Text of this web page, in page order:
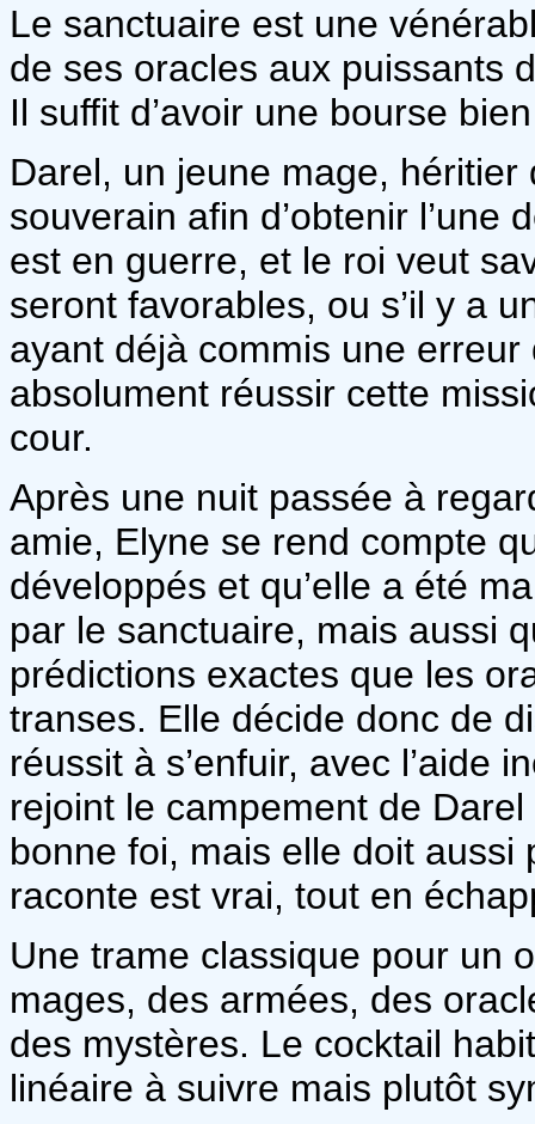
Le sanctuaire est une
de ses oracles aux puissants
Il suffit d’avoir une bourse
Darel, un jeune mage, héritier
souverain afin d’obtenir l’une
est en guerre, et le roi veut
seront favorables, ou s’il y a
ayant déjà commis une erreur
absolument réussir cette
cour.
Après une nuit passée à
amie, Elyne se rend compte
développés et qu’elle a été
par le sanctuaire, mais aussi
prédictions exactes que les
transes. Elle décide donc de
réussit à s’enfuir, avec l’aide
rejoint le campement de
bonne foi, mais elle doit aussi
raconte est vrai, tout en
Une trame classique pour un
mages, des armées, des
des mystères. Le cocktail
linéaire à suivre mais plutôt